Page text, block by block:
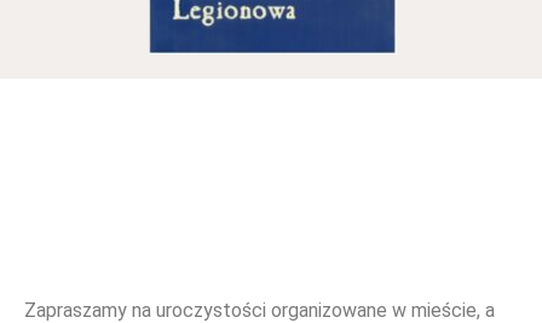
Zapraszamy na uroczystości organizowane w mieście, a